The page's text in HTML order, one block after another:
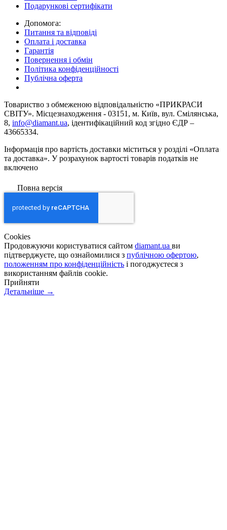
Подарункові сертифікати
Допомога:
Питання та відповіді
Оплата і доставка
Гарантія
Повернення і обмін
Політика конфіденційності
Публічна оферта
Товариство з обмеженою вiдповiдальнiстю «ПРИКРАСИ
СВІТУ». Місцезнаходження - 03151, м. Київ, вул. Смілянська,
8, info@diamant.ua, ідентифікаційний код згідно ЄДР –
43665334.
Інформація про вартість доставки міститься у розділі «Оплата
та доставка». У розрахунок вартості товарів податків не
включено
Повна версія
Сookies
Продовжуючи користуватися сайтом diamant.ua ви
підтверджуєте, що ознайомилися з публічною офертою,
положенням про конфіденційність і погоджуєтеся з
використанням файлів cookie.
Прийняти
Детальніше →